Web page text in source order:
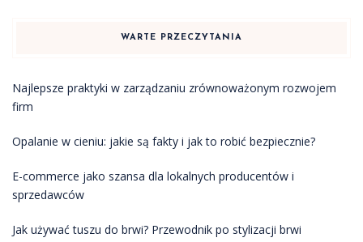
WARTE PRZECZYTANIA
Najlepsze praktyki w zarządzaniu zrównoważonym rozwojem
firm
Opalanie w cieniu: jakie są fakty i jak to robić bezpiecznie?
E-commerce jako szansa dla lokalnych producentów i
sprzedawców
Jak używać tuszu do brwi? Przewodnik po stylizacji brwi